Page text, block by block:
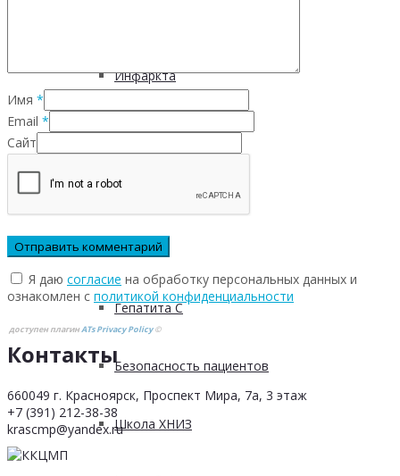
Инфаркта
Сахарного диабета
Рака
ХОБЛ
Гепатита С
Безопасность пациентов
Школа ХНИЗ
Имя *
Email *
Сайт
Я даю согласие на обработку персональных данных и
ознакомлен с политикой конфиденциальности
доступен плагинATs Privacy Policy©
Контакты
660049 г. Красноярск, Проспект Мира, 7а, 3 этаж
+7 (391) 212-38-38
krascmp@yandex.ru